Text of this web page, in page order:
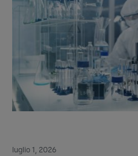
luglio 1, 2026